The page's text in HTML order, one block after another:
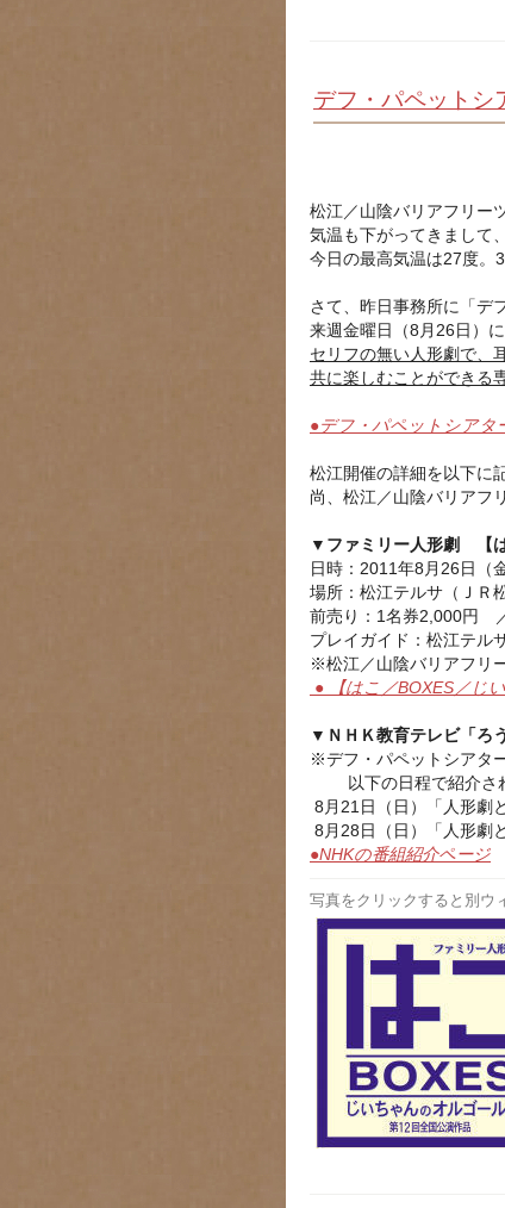
デフ・パペット
松江／山陰バリアフリー
気温も下がってきまして
今日の最高気温は27度。
さて、昨日事務所に「デ
来週金曜日（8月26日）
セリフの無い人形劇で、
共に楽しむことができる
●デフ・パペットシアタ
松江開催の詳細を以下に
尚、松江／山陰バリアフ
▼ファミリー人形劇 【は
日時：2011年8月26日（
場所：松江テルサ（Ｊ
前売り：1名券2,000円
プレイガイド：松江テ
※松江／山陰バリアフリ
● 【はこ／BOXES／じ
▼ＮＨＫ教育テレビ「ろ
※デフ・パペットシアタ
以下の日程で紹介され
8月21日（日）「人形劇
8月28日（日）「人形劇
●NHKの番組紹介ページ
写真をクリックすると別ウ